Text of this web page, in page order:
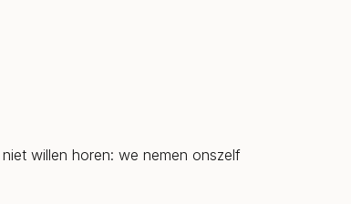
willen horen: we nemen onszelf